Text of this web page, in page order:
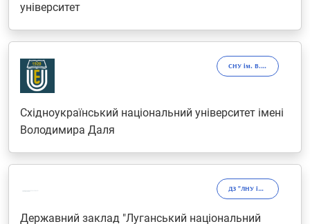
університет
СНУ ім. В.Даля
Східноукраїнський національний університет імені
Володимира Даля
ДЗ "ЛНУ імені Тараса Шевченка"
Державний заклад "Луганський національний